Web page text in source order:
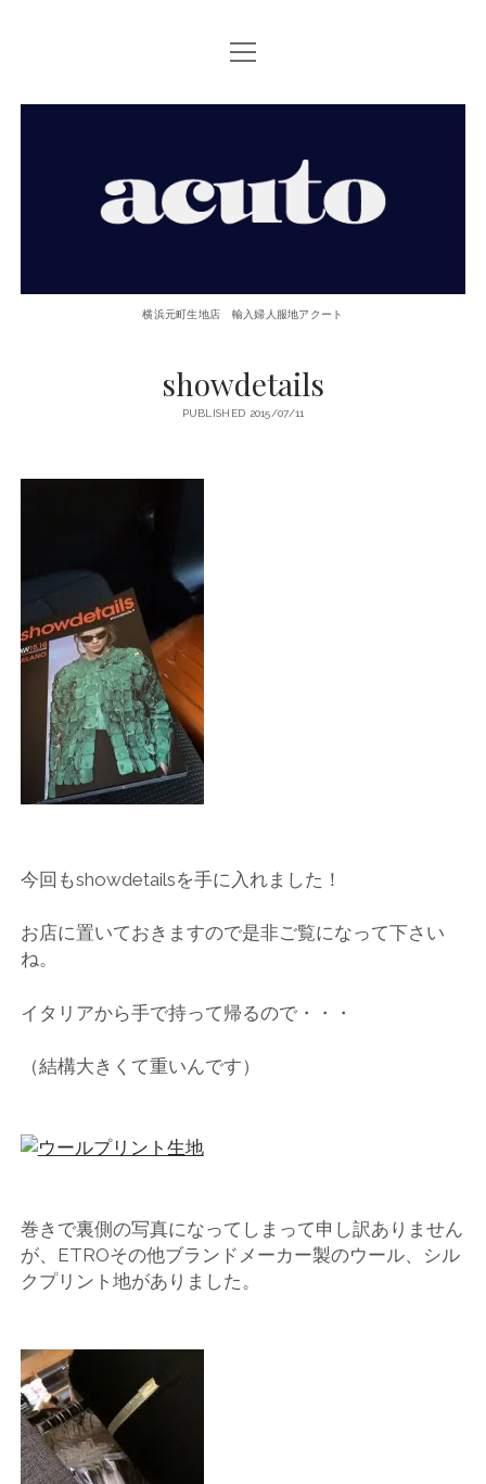
TOP PAGE
ACUTOについて
open
menu
元
輸
入
婦
人
服
ア
ク
ー
ト
横浜元町生地店 輸入婦人服地アクート
showdetails
PUBLISHED 2015/07/11
今回もshowdetailsを手に入れました！
お店に置いておきますので是非ご覧になって下さい
ね。
イタリアから手で持って帰るので・・・
（結構大きくて重いんです）
巻きで裏側の写真になってしまって申し訳ありません
が、ETROその他ブランドメーカー製のウール、シル
クプリント地がありました。